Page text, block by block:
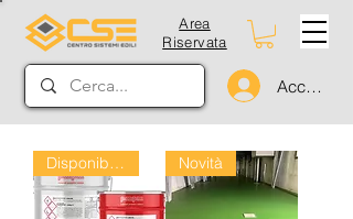
Area
Riservata
Accedi
Disponibile dal 24/08 Novità